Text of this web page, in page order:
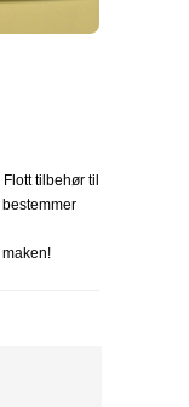
tilbehør til